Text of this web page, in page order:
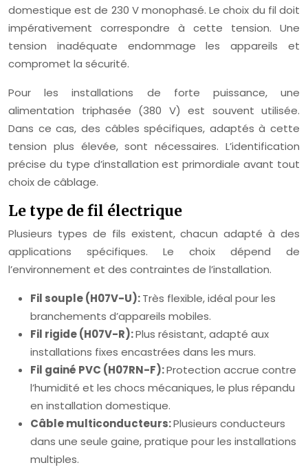
domestique est de 230 V monophasé. Le choix du fil doit
impérativement correspondre à cette tension. Une
tension inadéquate endommage les appareils et
compromet la sécurité.
Pour les installations de forte puissance, une
alimentation triphasée (380 V) est souvent utilisée.
Dans ce cas, des câbles spécifiques, adaptés à cette
tension plus élevée, sont nécessaires. L’identification
précise du type d’installation est primordiale avant tout
choix de câblage.
Le type de fil électrique
Plusieurs types de fils existent, chacun adapté à des
applications spécifiques. Le choix dépend de
l’environnement et des contraintes de l’installation.
Fil souple (H07V-U):Très flexible, idéal pour les
branchements d’appareils mobiles.
Fil rigide (H07V-R):Plus résistant, adapté aux
installations fixes encastrées dans les murs.
Fil gainé PVC (H07RN-F):Protection accrue contre
l’humidité et les chocs mécaniques, le plus répandu
en installation domestique.
Câble multiconducteurs:Plusieurs conducteurs
dans une seule gaine, pratique pour les installations
multiples.